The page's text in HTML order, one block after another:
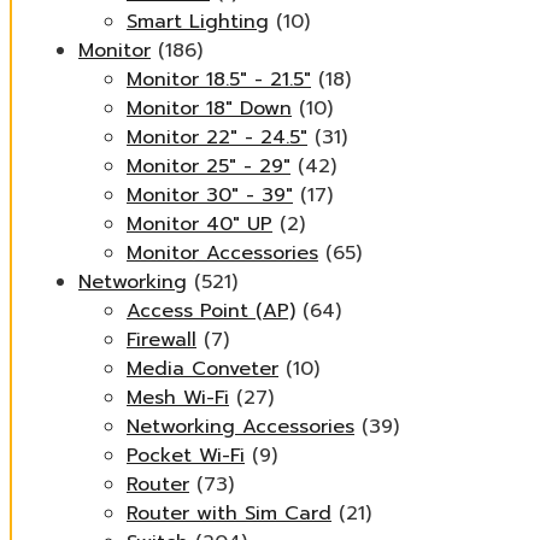
Smart Lighting (10)
Monitor (186)
Monitor 18.5" - 21.5" (18)
Monitor 18" Down (10)
Monitor 22" - 24.5" (31)
Monitor 25" - 29" (42)
Monitor 30" - 39" (17)
Monitor 40" UP (2)
Monitor Accessories (65)
Networking (521)
Access Point (AP) (64)
Firewall (7)
Media Conveter (10)
Mesh Wi-Fi (27)
Networking Accessories (39)
Pocket Wi-Fi (9)
Router (73)
Router with Sim Card (21)